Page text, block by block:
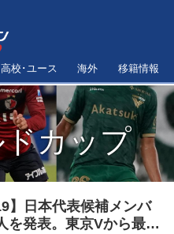
高校･ユース 海外 移籍情報
カップ
】日本代表候補メンバ
を発表。東京Vから最多